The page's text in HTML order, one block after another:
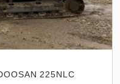
225NLC